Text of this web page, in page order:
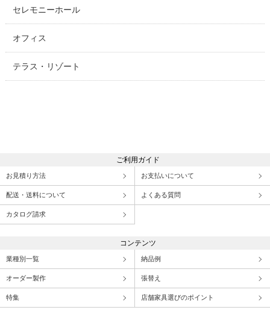
セレモニーホール
オフィス
テラス・リゾート
ご利用ガイド
お見積り方法 お支払いについて
配送・送料について よくある質問
カタログ請求
コンテンツ
業種別一覧 納品例
オーダー製作 張替え
特集 店舗家具選びのポイント